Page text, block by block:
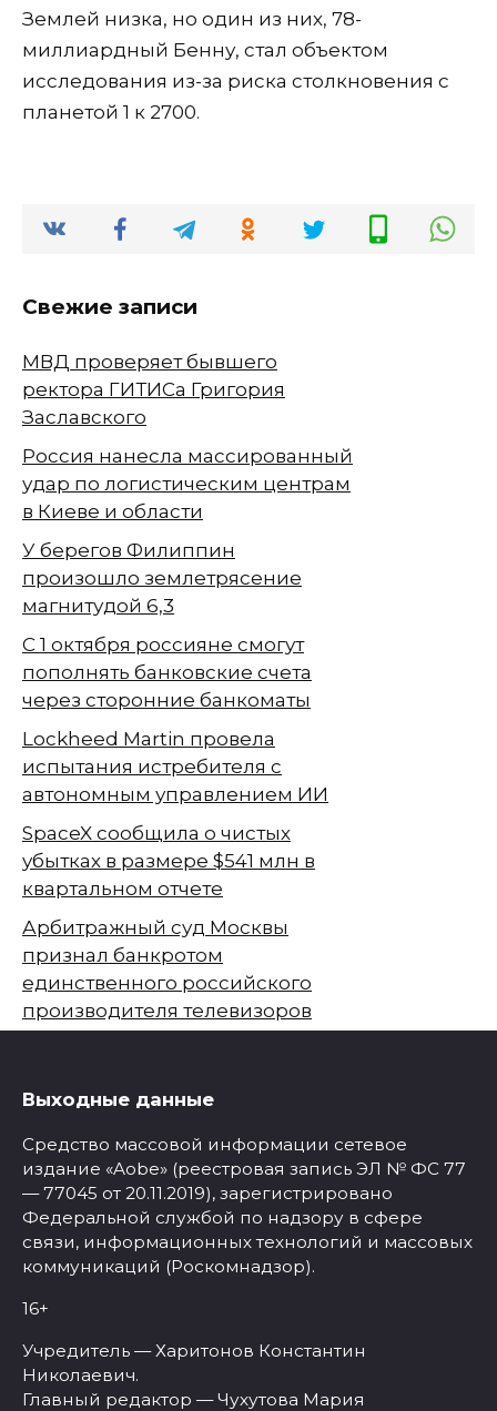
Землей низка, но один из них, 78-
миллиардный Бенну, стал объектом
исследования из-за риска столкновения с
планетой 1 к 2700.
Свежие записи
МВД проверяет бывшего
ректора ГИТИСа Григория
Заславского
Россия нанесла массированный
удар по логистическим центрам
в Киеве и области
У берегов Филиппин
произошло землетрясение
магнитудой 6,3
С 1 октября россияне смогут
пополнять банковские счета
через сторонние банкоматы
Lockheed Martin провела
испытания истребителя с
автономным управлением ИИ
SpaceX сообщила о чистых
убытках в размере $541 млн в
квартальном отчете
Арбитражный суд Москвы
признал банкротом
единственного российского
производителя телевизоров
Выходные данные
Средство массовой информации сетевое
издание «Aobe» (реестровая запись ЭЛ № ФС 77
— 77045 от 20.11.2019), зарегистрировано
Федеральной службой по надзору в сфере
связи, информационных технологий и массовых
коммуникаций (Роскомнадзор).
16+
Учредитель — Харитонов Константин
Николаевич.
Главный редактор — Чухутова Мария